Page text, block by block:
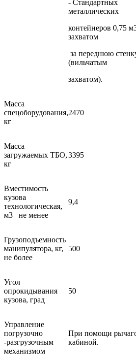
- Стандартных
металлических
контейнеров 0,75
захватом
за переднюю
(вильчатым
захватом).
Масса
спецоборудования,
кг
2470
Масса
загружаемых ТБО,
кг
3395
Вместимость
кузова
технологическая,
м3 не менее
9,4
Грузоподъемность
манипулятора, кг,
не более
500
Угол
опрокидывания
кузова, град
50
Управление
погрузочно
-разгрузочным
механизмом
При помощи
кабиной.